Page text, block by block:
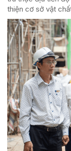
thiện cơ sở vật